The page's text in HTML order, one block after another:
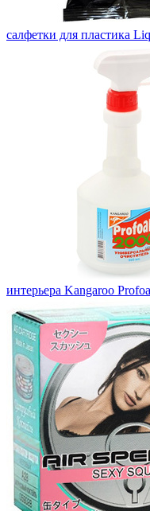
салфетки для пластика
интерьера Kangaroo